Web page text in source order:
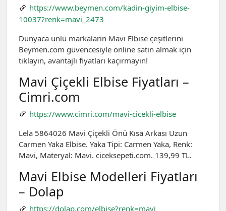
https://www.beymen.com/kadin-giyim-elbise-
10037?renk=mavi_2473
Dünyaca ünlü markaların Mavi Elbise çeşitlerini
Beymen.com güvencesiyle online satın almak için
tıklayın, avantajlı fiyatları kaçırmayın!
Mavi Çiçekli Elbise Fiyatları –
Cimri.com
https://www.cimri.com/mavi-cicekli-elbise
Lela 5864026 Mavi Çiçekli Önü Kısa Arkası Uzun
Carmen Yaka Elbise. Yaka Tipi: Carmen Yaka, Renk:
Mavi, Materyal: Mavi. ciceksepeti.com. 139,99 TL.
Mavi Elbise Modelleri Fiyatları
– Dolap
https://dolap.com/elbise?renk=mavi